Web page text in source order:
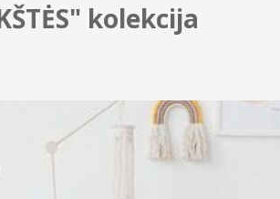
kolekcija